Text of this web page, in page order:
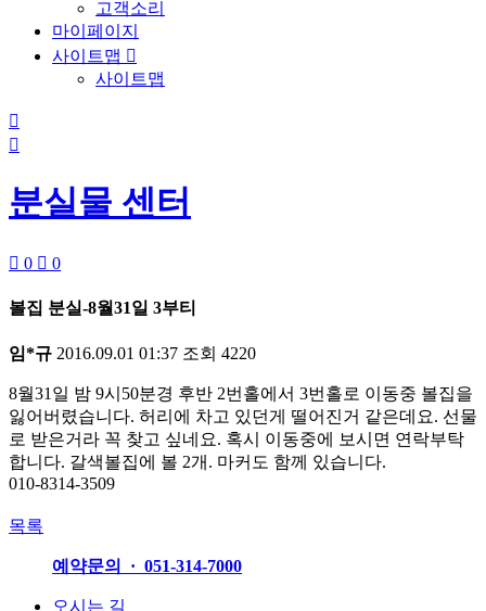
고객소리
마이페이지
사이트맵 
사이트맵


분실물 센터
 0  0
볼집 분실-8월31일 3부티
임*규 2016.09.01 01:37 조회 4220
8월31일 밤 9시50분경 후반 2번홀에서 3번홀로 이동중 볼집을
잃어버렸습니다. 허리에 차고 있던게 떨어진거 같은데요. 선물
로 받은거라 꼭 찾고 싶네요. 혹시 이동중에 보시면 연락부탁
합니다. 갈색볼집에 볼 2개. 마커도 함께 있습니다.
010-8314-3509
목록
예약문의 · 051-314-7000
오시는 길